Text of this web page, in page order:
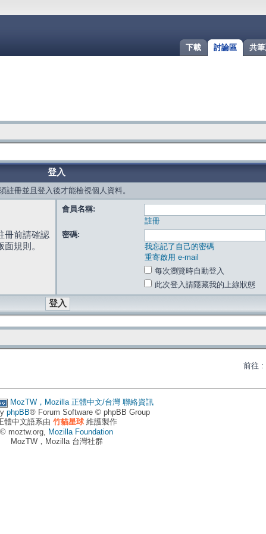
共
討論區
下載
登入
註冊並且登入後才能檢視個人資料。
冊前請確認
規則。
會員名稱:
註冊
密碼:
我忘記了自己的密碼
重寄啟用 e-mail
每次瀏覽時自動登入
此次登入請隱藏我的上線狀態
前往 :
MozTW，Mozilla 正體中文/台灣 聯絡資訊
phpBB® Forum Software © phpBB Group
體中文語系由 竹貓星球維護製作
© moztw.org, Mozilla Foundation
MozTW，Mozilla 台灣社群